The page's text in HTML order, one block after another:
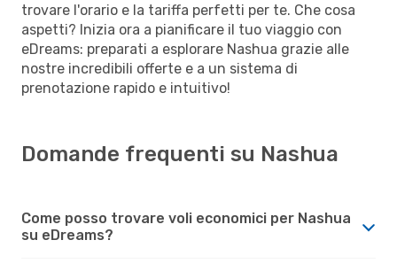
trovare l'orario e la tariffa perfetti per te. Che cosa
aspetti? Inizia ora a pianificare il tuo viaggio con
eDreams: preparati a esplorare Nashua grazie alle
nostre incredibili offerte e a un sistema di
prenotazione rapido e intuitivo!
Domande frequenti su Nashua
Come posso trovare voli economici per Nashua
su eDreams?